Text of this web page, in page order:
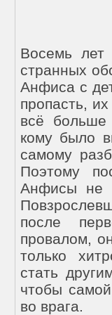
Восемь лет
странных
Анфиса с
пропасть,
всё больше
кому было
самому
Поэтому
Анфисы не
после
провалом,
только
стать
чтобы
во врага.